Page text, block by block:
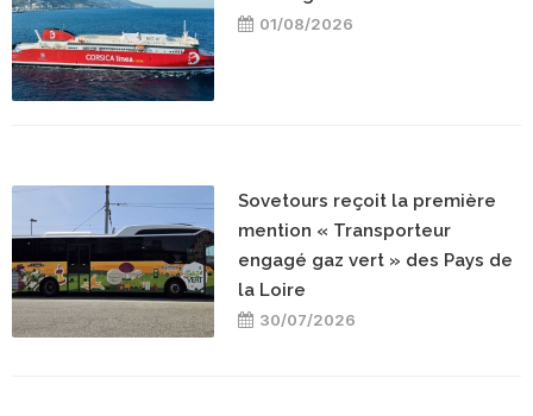
01/08/2026
Sovetours reçoit la première
mention « Transporteur
engagé gaz vert » des Pays de
la Loire
30/07/2026